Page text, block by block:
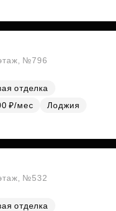
№796
отделка
₽/мес
Лоджия
№532
отделка